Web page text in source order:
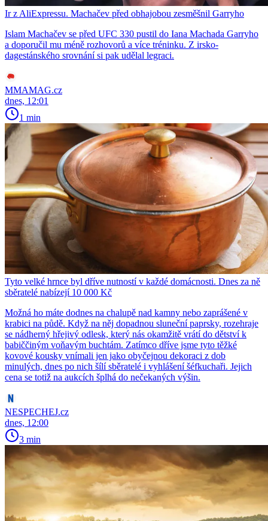
Ir z AliExpressu. Machačev před obhajobou zesměšnil Garryho
Islam Machačev se před UFC 330 pustil do Iana Machada Garryho
a doporučil mu méně rozhovorů a více tréninku. Z irsko-
dagestánského srovnání si pak udělal legraci.
MMAMAG.cz
dnes, 12:01
1 min
Tyto velké hrnce byl dříve nutností v každé domácnosti. Dnes za ně
sběratelé nabízejí 10 000 Kč
Možná ho máte dodnes na chalupě nad kamny nebo zaprášené v
krabici na půdě. Když na něj dopadnou sluneční paprsky, rozehraje
se nádherný hřejivý odlesk, který nás okamžitě vrátí do dětství k
babiččiným voňavým buchtám. Zatímco dříve jsme tyto těžké
kovové kousky vnímali jen jako obyčejnou dekoraci z dob
minulých, dnes po nich šílí sběratelé i vyhlášení šéfkuchaři. Jejich
cena se totiž na aukcích šplhá do nečekaných výšin.
NESPECHEJ.cz
dnes, 12:00
3 min